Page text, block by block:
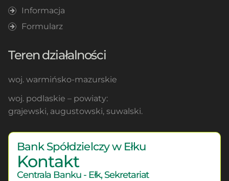
Informacja
Formularz
Teren działalności
woj. warmińsko-mazurskie
woj. podlaskie – powiaty:
grajewski, augustowski, suwalski.
Bank Spółdzielczy w Ełku
Kontakt
Centrala Banku - Ełk, Sekretariat